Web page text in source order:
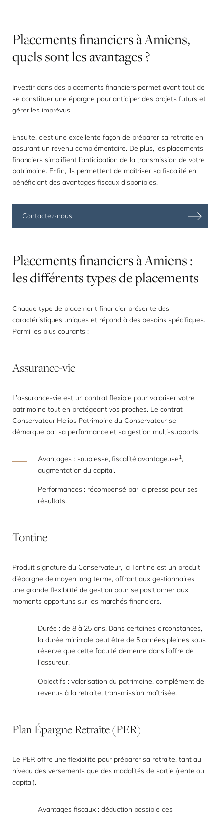
PlacementsfinanciersàAmiens,
quelssontlesavantages?
Investir dans des placements financiers permet avant tout de
se constituer une épargne pour anticiper des projets futurs et
gérer les imprévus.
Ensuite, c’est une excellente façon de préparer sa retraite en
assurant un revenu complémentaire. De plus, les placements
financiers simplifient l’anticipation de la transmission de votre
patrimoine. Enfin, ils permettent de maîtriser sa fiscalité en
bénéficiant des avantages fiscaux disponibles.
Contactez-nous
PlacementsfinanciersàAmiens:
lesdifférentstypesdeplacements
Chaque type de placement financier présente des
caractéristiques uniques et répond à des besoins spécifiques.
Parmi les plus courants :
Assurance-vie
L’assurance-vie est un contrat flexible pour valoriser votre
patrimoine tout en protégeant vos proches. Le contrat
Conservateur Helios Patrimoine du Conservateur se
démarque par sa performance et sa gestion multi-supports.
Avantages : souplesse, fiscalité avantageuse1 ,
augmentation du capital.
Performances : récompensé par la presse pour ses
résultats.
Tontine
Produit signature du Conservateur, la Tontine est un produit
d’épargne de moyen long terme, offrant aux gestionnaires
une grande flexibilité de gestion pour se positionner aux
moments opportuns sur les marchés financiers.
Durée : de 8 à 25 ans. Dans certaines circonstances,
la durée minimale peut être de 5 années pleines sous
réserve que cette faculté demeure dans l’offre de
l’assureur.
Objectifs : valorisation du patrimoine, complément de
revenus à la retraite, transmission maîtrisée.
PlanÉpargneRetraite(PER)
Le PER offre une flexibilité pour préparer sa retraite, tant au
niveau des versements que des modalités de sortie (rente ou
capital).
Avantages fiscaux : déduction possible des